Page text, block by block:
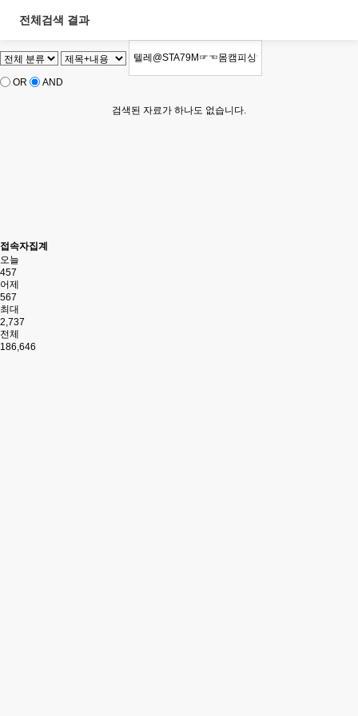
전체검색 결과
OR AND
검색된 자료가 하나도 없습니다.
접속자집계
오늘
457
어제
567
최대
2,737
전체
186,646